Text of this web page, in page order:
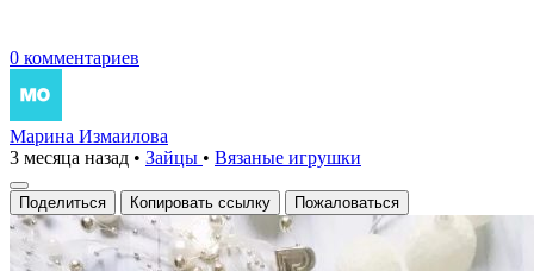
0 комментариев
Марина Измаилова
3 месяца назад • Зайцы • Вязаные игрушки
Поделиться Копировать ссылку Пожаловаться